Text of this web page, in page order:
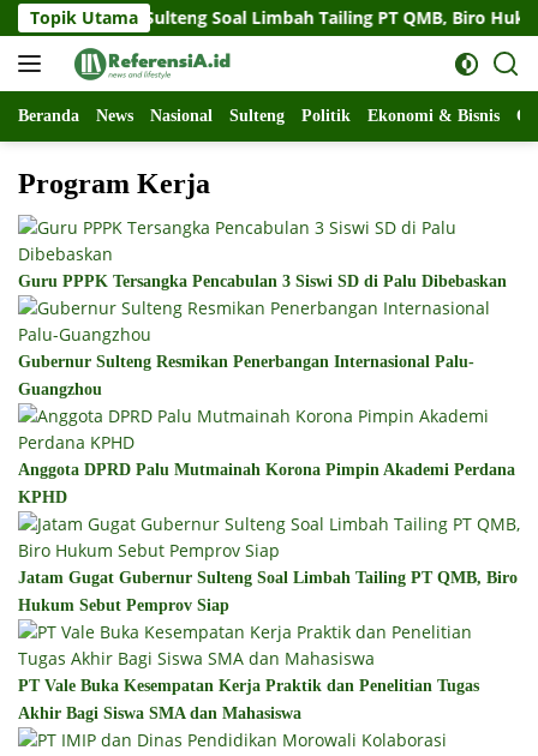
Langsung
ke
konten
Topik Utama
Gubernur Sulteng Soal Limbah Tailing PT QMB, Biro Hukum
Beranda News Nasional Sulteng Politik Ekonomi & Bisnis
Program Kerja
Guru PPPK Tersangka Pencabulan 3 Siswi SD di Palu Dibebaskan
Gubernur Sulteng Resmikan Penerbangan Internasional Palu-
Guangzhou
Anggota DPRD Palu Mutmainah Korona Pimpin Akademi Perdana
KPHD
Jatam Gugat Gubernur Sulteng Soal Limbah Tailing PT QMB, Biro
Hukum Sebut Pemprov Siap
PT Vale Buka Kesempatan Kerja Praktik dan Penelitian Tugas
Akhir Bagi Siswa SMA dan Mahasiswa